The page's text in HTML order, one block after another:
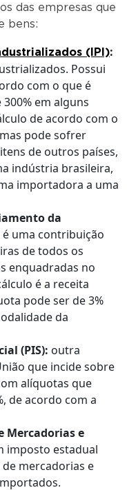
das empresas que
bens:
(IPI):
Possui
com o que é
em alguns
de acordo com o
pode sofrer
de outros países,
indústria brasileira,
importadora a uma
da
é uma contribuição
de todos os
enquadradas no
é a receita
pode ser de 3%
da
(PIS): outra
que incide sobre
alíquotas que
de acordo com a
Mercadorias e
imposto estadual
mercadorias e